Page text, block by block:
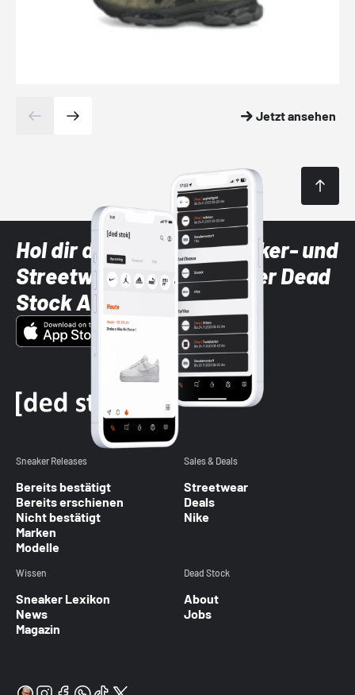
Jetzt ansehen
Hol dir die neuesten Sneaker- und
Streetwear-Brands mit der Dead
Stock App
Sneaker Releases
Bereits bestätigt
Bereits erschienen
Nicht bestätigt
Marken
Modelle
Sales & Deals
Streetwear
Deals
Nike
Wissen
Sneaker Lexikon
News
Magazin
Dead Stock
About
Jobs